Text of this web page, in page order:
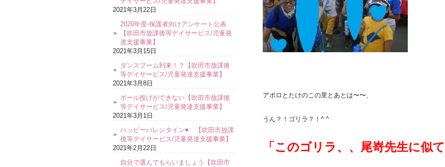
アポロとたけのこの里とあとは〜〜、
うん？！ゴリラ？！^ ^
「このゴリラ、、尾嵜先生に似
2021年3月22日
2020年度-保護者向けアンケート公表
【吹田市放課後等デイサービス/児童発
達支援事業】
2021年3月15日
ダンスブーム到来！？【吹田市放課後
等デイサービス/児童発達支援事業】
2021年3月8日
ボール投げができない【吹田市放課後
等デイサービス/児童発達支援事業】
2021年3月1日
ハッピーバレンタイン♥ 【吹田市放課
後等デイサービス/児童発達支援事業】
2021年2月22日
自分で選んでもらいましょう【吹田市